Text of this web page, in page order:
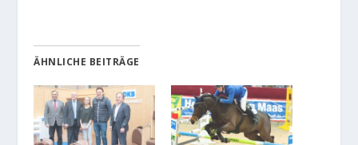
ÄHNLICHE BEITRÄGE